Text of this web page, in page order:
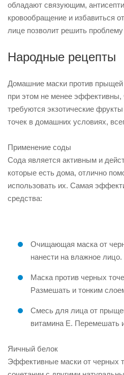
обладают связующим,
кровообращение и избавиться
лице позволит решить
Народные рецепты
Домашние маски против прыщей
при этом не менее эффективны,
требуются экзотические
точек в домашних условиях,
Применение соды
Сода является активным и
которые есть дома, отлично
использовать их. Самая
средства:
Очищающая маска от
нанести на влажное
Маска против черных
Размешать и тонким
Смесь для лица от
витамина Е. Перемешать
Яичный белок
Эффективные маски от черных